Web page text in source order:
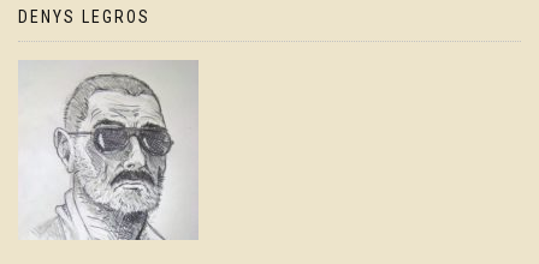
DENYS LEGROS